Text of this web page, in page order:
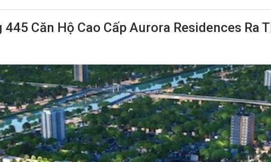
445 Căn Hộ Cao Cấp Aurora Residences Ra